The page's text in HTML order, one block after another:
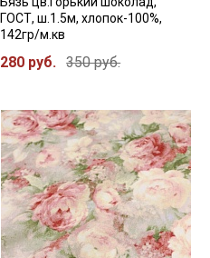
ГОСТ, ш.1.5м, хлопок-100%,
142гр/м.кв
280 руб. 350 руб.